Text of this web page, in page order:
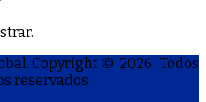
Copyright © 2026 . Todos
reservados